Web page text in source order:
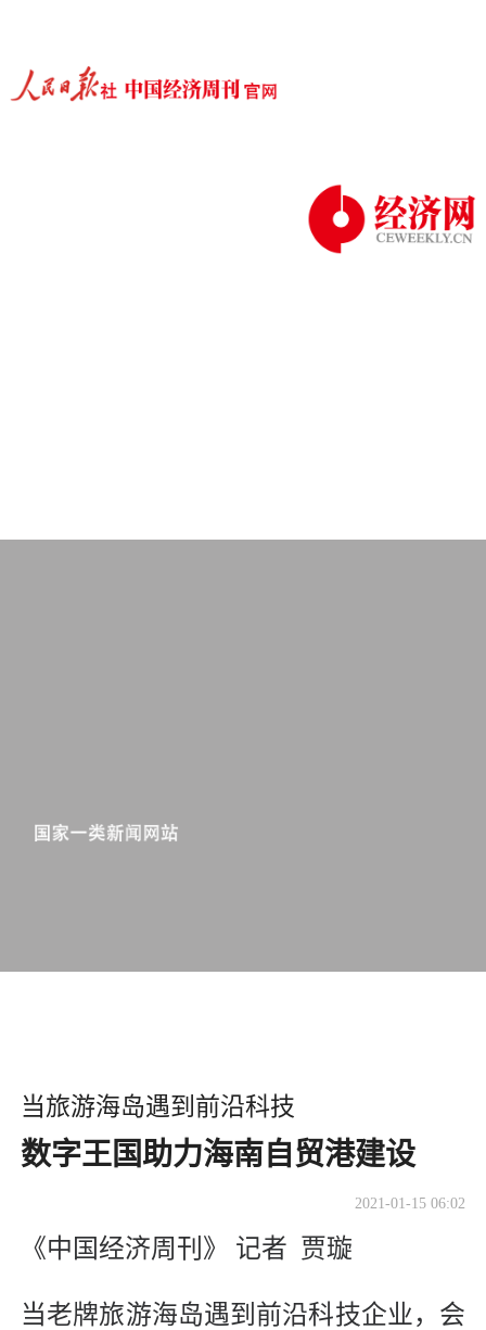
当旅游海岛遇到前沿科技
数字王国助力海南自贸港建设
2021-01-15 06:02
《中国经济周刊》 记者 贾璇
当老牌旅游海岛遇到前沿科技企业，会